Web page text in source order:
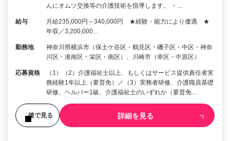
んにオムツ交換等の介護技術を指導します。 ・…
給与
月給235,000円～340,000円 ★経験・能力により優遇 ★
年収／3,200,000…
勤務地
神奈川県横浜市（保土ケ谷区・鶴見区・磯子区・中区・神奈
川区・港南区・栄区・南区）、川崎市（幸区・中原区）
応募資格
（1）（2）介護福祉士以上、もしくはサービス提供責任者実
務経験1年以上（要普免）／（3）実務者研修、介護職員基礎
研修、ヘルパー1級、介護福祉士のいずれか（要普免…
後で見る 詳細を見る